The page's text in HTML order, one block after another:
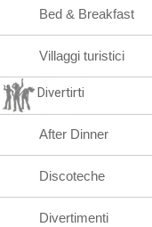
Bed & Breakfast
Villaggi turistici
Divertirti
After Dinner
Discoteche
Divertimenti